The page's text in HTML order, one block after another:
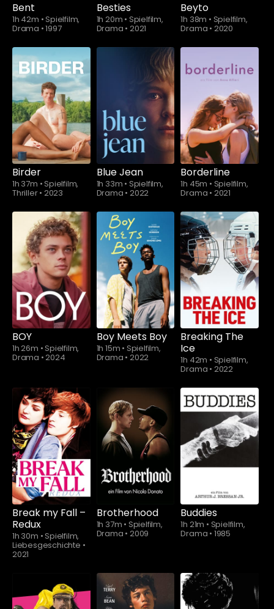
Bent
1h 42m • Spielfilm,
Drama •1997
Besties
1h 20m • Spielfilm,
Drama • 2021
Beyto
1h 38m • Spielfilm,
Drama • 2020
Schauen Sie
ab$5.90
Birder
1h 37m • Spielfilm,
Thriller• 2023
Schauen Sie
ab$5.90
Blue Jean
1h 33m • Spielfilm,
Drama • 2022
Borderline
1h 45m • Spielfilm,
Drama • 2021
Schauen Sie
ab $5.90
BOY
1h 26m • Spielfilm,
Drama •2024
Boy Meets Boy
1h 15m • Spielfilm,
Drama • 2022
Schauen Sie
$5.90
Breaking The
Ice
1h 42m • Spielfilm,
Drama • 2022
Break my Fall –
Redux
1h 30m • Spielfilm,
Liebesgeschichte •
2021
Brotherhood
1h 37m • Spielfilm,
Drama • 2009
Buddies
1h 21m • Spielfilm,
Drama • 1985